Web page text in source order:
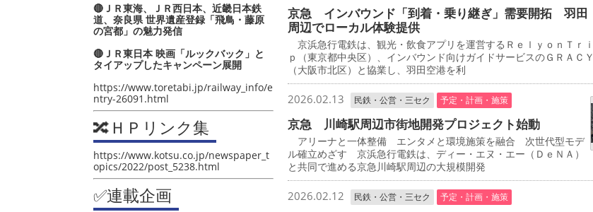
🔴ＪＲ東海、ＪＲ西日本、近畿日本鉄
道、奈良県 世界遺産登録「飛鳥・藤原
の宮都」の魅力発信
🔴ＪＲ東日本 映画「ルックバック」と
タイアップしたキャンペーン展開
https://www.toretabi.jp/railway_info/e
ntry-26091.html
🔀ＨＰリンク集
https://www.kotsu.co.jp/newspaper_t
opics/2022/post_5238.html
✅連載企画
京急 インバウンド「到着・乗り継ぎ」需要開拓 羽田
周辺でローカル体験提供
京浜急行電鉄は、観光・飲食アプリを運営するＲｅｌｙｏｎＴｒｉ
ｐ（東京都中央区）、インバウンド向けガイドサービスのＧＲＡＣＹ
（大阪市北区）と協業し、羽田空港を利
2026.02.13 民鉄・公営・三セク 予定・計画・施策
京急 川崎駅周辺市街地開発プロジェクト始動
アリーナと一体整備 エンタメと環境施策を融合 次世代型モデ
ル確立めざす 京浜急行電鉄は、ディー・エヌ・エー（ＤｅＮＡ）
と共同で進める京急川崎駅周辺の大規模開発
2026.02.12 民鉄・公営・三セク 予定・計画・施策